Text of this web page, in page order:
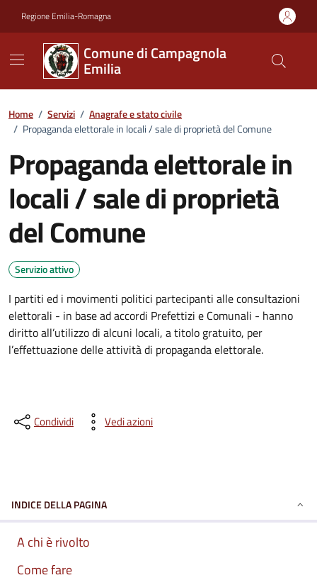
Regione Emilia-Romagna
Comune di Campagnola
Emilia
Home / Servizi / Anagrafe e stato civile
/ Propaganda elettorale in locali / sale di proprietà del Comune
Propaganda elettorale in
locali / sale di proprietà
del Comune
Servizio attivo
I partiti ed i movimenti politici partecipanti alle consultazioni
elettorali - in base ad accordi Prefettizi e Comunali - hanno
diritto all’utilizzo di alcuni locali, a titolo gratuito, per
l’effettuazione delle attività di propaganda elettorale.
Condividi Vedi azioni
INDICE DELLA PAGINA
A chi è rivolto
Come fare